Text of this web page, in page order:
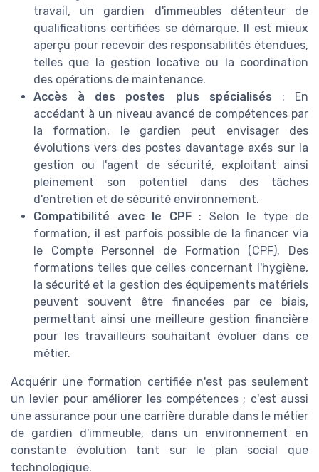
travail, un gardien d'immeubles détenteur de
qualifications certifiées se démarque. Il est mieux
aperçu pour recevoir des responsabilités étendues,
telles que la gestion locative ou la coordination
des opérations de maintenance.
Accès à des postes plus spécialisés : En
accédant à un niveau avancé de compétences par
la formation, le gardien peut envisager des
évolutions vers des postes davantage axés sur la
gestion ou l'agent de sécurité, exploitant ainsi
pleinement son potentiel dans des tâches
d'entretien et de sécurité environnement.
Compatibilité avec le CPF: Selon le type de
formation, il est parfois possible de la financer via
le Compte Personnel de Formation (CPF). Des
formations telles que celles concernant l'hygiène,
la sécurité et la gestion des équipements matériels
peuvent souvent être financées par ce biais,
permettant ainsi une meilleure gestion financière
pour les travailleurs souhaitant évoluer dans ce
métier.
Acquérir une formation certifiée n'est pas seulement
un levier pour améliorer les compétences ; c'est aussi
une assurance pour une carrière durable dans le métier
de gardien d'immeuble, dans un environnement en
constante évolution tant sur le plan social que
technologique.